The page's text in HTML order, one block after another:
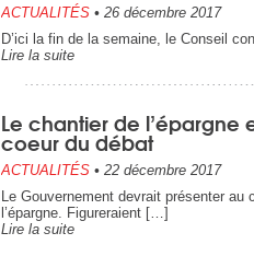
ACTUALITÉS • 26 décembre 2017
D’ici la fin de la semaine, le Conseil
Lire la suite
Le chantier de l’épargne
coeur du débat
ACTUALITÉS • 22 décembre 2017
Le Gouvernement devrait présenter
l’épargne. Figureraient […]
Lire la suite